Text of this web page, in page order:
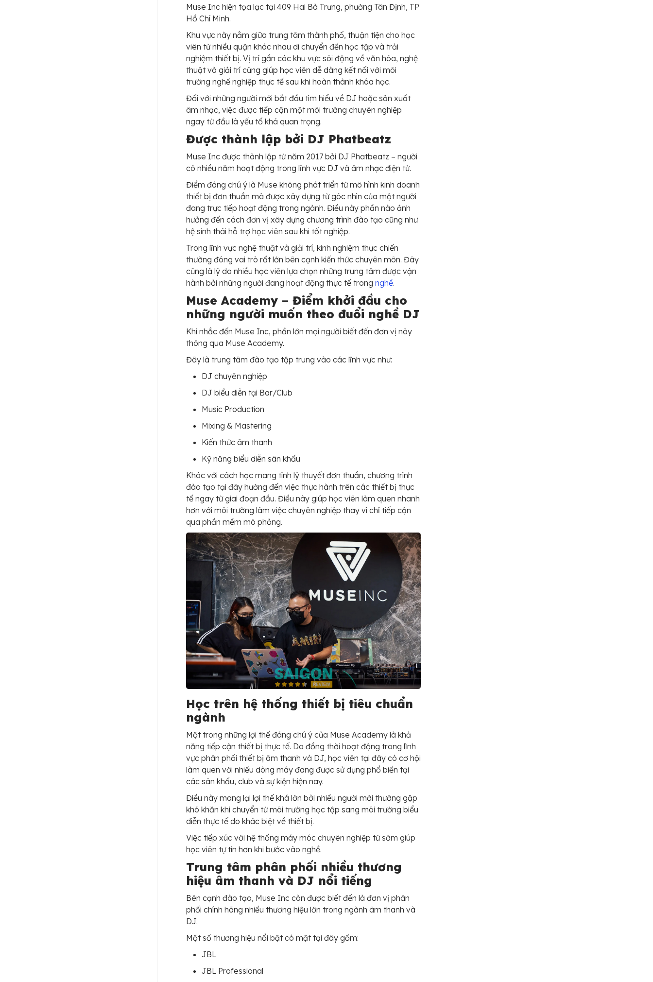
Muse Inc hiện tọa lạc tại 409 Hai Bà Trưng, phường Tân Định, TP
Hồ Chí Minh.
Khu vực này nằm giữa trung tâm thành phố, thuận tiện cho học
viên từ nhiều quận khác nhau di chuyển đến học tập và trải
nghiệm thiết bị. Vị trí gần các khu vực sôi động về văn hóa, nghệ
thuật và giải trí cũng giúp học viên dễ dàng kết nối với môi
trường nghề nghiệp thực tế sau khi hoàn thành khóa học.
Đối với những người mới bắt đầu tìm hiểu về DJ hoặc sản xuất
âm nhạc, việc được tiếp cận một môi trường chuyên nghiệp
ngay từ đầu là yếu tố khá quan trọng.
Được thành lập bởi DJ Phatbeatz
Muse Inc được thành lập từ năm 2017 bởi DJ Phatbeatz – người
có nhiều năm hoạt động trong lĩnh vực DJ và âm nhạc điện tử.
Điểm đáng chú ý là Muse không phát triển từ mô hình kinh doanh
thiết bị đơn thuần mà được xây dựng từ góc nhìn của một người
đang trực tiếp hoạt động trong ngành. Điều này phần nào ảnh
hưởng đến cách đơn vị xây dựng chương trình đào tạo cũng như
hệ sinh thái hỗ trợ học viên sau khi tốt nghiệp.
Trong lĩnh vực nghệ thuật và giải trí, kinh nghiệm thực chiến
thường đóng vai trò rất lớn bên cạnh kiến thức chuyên môn. Đây
cũng là lý do nhiều học viên lựa chọn những trung tâm được vận
hành bởi những người đang hoạt động thực tế trongnghề.
Muse Academy – Điểm khởi đầu cho
những người muốn theo đuổi nghề DJ
Khi nhắc đến Muse Inc, phần lớn mọi người biết đến đơn vị này
thông qua Muse Academy.
Đây là trung tâm đào tạo tập trung vào các lĩnh vực như:
DJ chuyên nghiệp
DJ biểu diễn tại Bar/Club
Music Production
Mixing & Mastering
Kiến thức âm thanh
Kỹ năng biểu diễn sân khấu
Khác với cách học mang tính lý thuyết đơn thuần, chương trình
đào tạo tại đây hướng đến việc thực hành trên các thiết bị thực
tế ngay từ giai đoạn đầu. Điều này giúp học viên làm quen nhanh
hơn với môi trường làm việc chuyên nghiệp thay vì chỉ tiếp cận
qua phần mềm mô phỏng.
Học trên hệ thống thiết bị tiêu chuẩn
ngành
Một trong những lợi thế đáng chú ý của Muse Academy là khả
năng tiếp cận thiết bị thực tế. Do đồng thời hoạt động trong lĩnh
vực phân phối thiết bị âm thanh và DJ, học viên tại đây có cơ hội
làm quen với nhiều dòng máy đang được sử dụng phổ biến tại
các sân khấu, club và sự kiện hiện nay.
Điều này mang lại lợi thế khá lớn bởi nhiều người mới thường gặp
khó khăn khi chuyển từ môi trường học tập sang môi trường biểu
diễn thực tế do khác biệt về thiết bị.
Việc tiếp xúc với hệ thống máy móc chuyên nghiệp từ sớm giúp
học viên tự tin hơn khi bước vào nghề.
Trung tâm phân phối nhiều thương
hiệu âm thanh và DJ nổi tiếng
Bên cạnh đào tạo, Muse Inc còn được biết đến là đơn vị phân
phối chính hãng nhiều thương hiệu lớn trong ngành âm thanh và
DJ.
Một số thương hiệu nổi bật có mặt tại đây gồm:
JBL
JBL Professional